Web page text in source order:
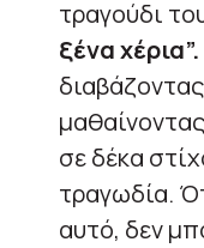
τραγούδι
ξένα χέρια”.
σε δέκα
τραγωδία.
αυτό, δεν